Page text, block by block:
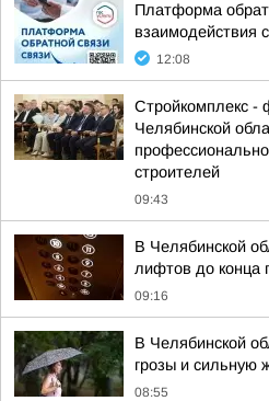
Платформа
взаимодействия
12:08
Стройкомплекс -
Челябинской
строителей
09:43
В Челябинской
лифтов до конца
09:16
В Челябинской
грозы и сильную
08:55